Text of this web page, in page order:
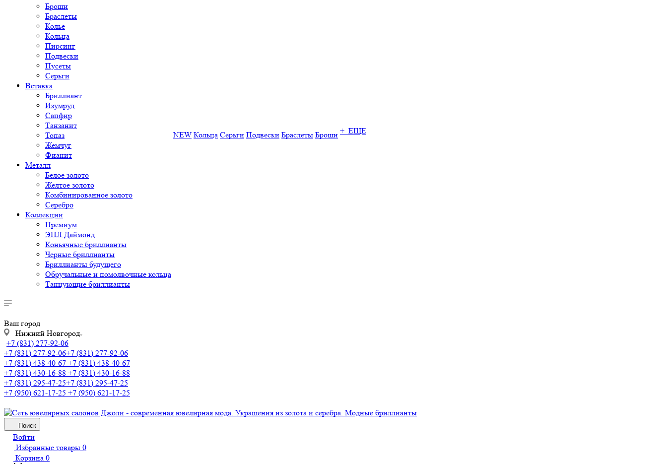
Броши
Браслеты
Колье
Кольца
Пирсинг
Подвески
Пусеты
Серьги
Вставка
Бриллиант
Изумруд
Сапфир
Танзанит
Топаз
Жемчуг
Фианит
Металл
Белое золото
Желтое золото
Комбинированное золото
Серебро
Коллекции
Премиум
ЭПЛ Даймонд
Коньячные бриллианты
Черные бриллианты
Бриллианты будущего
Обручальные и помолвочные кольца
Танцующие бриллианты
NEW Кольца Серьги Подвески Браслеты Броши + ЕЩЕ
Ваш город
Нижний Новгород
+7 (831) 277-92-06
+7 (831) 277-92-06+7 (831) 277-92-06
+7 (831) 438-40-67 +7 (831) 438-40-67
+7 (831) 430-16-88 +7 (831) 430-16-88
+7 (831) 295-47-25+7 (831) 295-47-25
+7 (950) 621-17-25 +7 (950) 621-17-25
Поиск
Войти
Избранные товары 0
Корзина 0